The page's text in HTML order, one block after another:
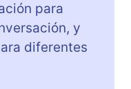
para
y
diferentes